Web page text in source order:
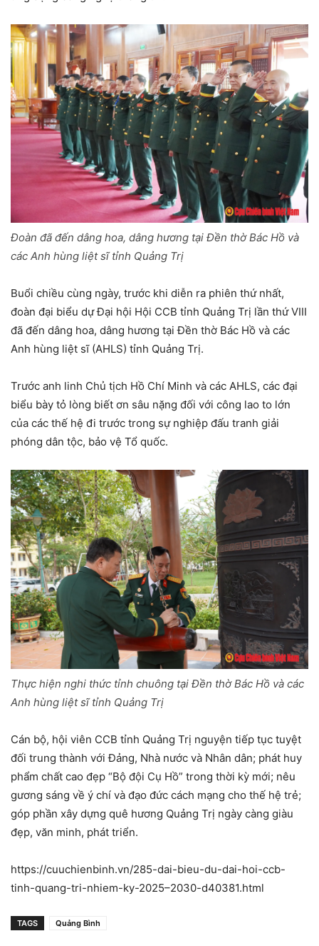
Đoàn đã đến dâng hoa, dâng hương tại Đền thờ Bác Hồ và
các Anh hùng liệt sĩ tỉnh Quảng Trị
Buổi chiều cùng ngày, trước khi diễn ra phiên thứ nhất,
đoàn đại biểu dự Đại hội Hội CCB tỉnh Quảng Trị lần thứ VIII
đã đến dâng hoa, dâng hương tại Đền thờ Bác Hồ và các
Anh hùng liệt sĩ (AHLS) tỉnh Quảng Trị.
Trước anh linh Chủ tịch Hồ Chí Minh và các AHLS, các đại
biểu bày tỏ lòng biết ơn sâu nặng đối với công lao to lớn
của các thế hệ đi trước trong sự nghiệp đấu tranh giải
phóng dân tộc, bảo vệ Tổ quốc.
Thực hiện nghi thức tỉnh chuông tại Đền thờ Bác Hồ và các
Anh hùng liệt sĩ tỉnh Quảng Trị
Cán bộ, hội viên CCB tỉnh Quảng Trị nguyện tiếp tục tuyệt
đối trung thành với Đảng, Nhà nước và Nhân dân; phát huy
phẩm chất cao đẹp “Bộ đội Cụ Hồ” trong thời kỳ mới; nêu
gương sáng về ý chí và đạo đức cách mạng cho thế hệ trẻ;
góp phần xây dựng quê hương Quảng Trị ngày càng giàu
đẹp, văn minh, phát triển.
https://cuuchienbinh.vn/285-dai-bieu-du-dai-hoi-ccb-
tinh-quang-tri-nhiem-ky-2025–2030-d40381.html
TAGS Quảng Bình